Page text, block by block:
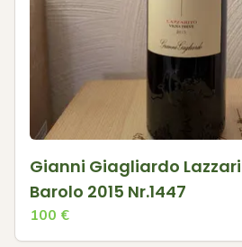
Gianni Giagliardo
Barolo 2015 Nr.1447
100 €